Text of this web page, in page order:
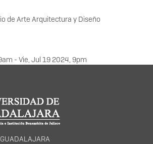
de Arte Arquitectura y Diseño
- Vie, Jul 19 2024, 9pm
del